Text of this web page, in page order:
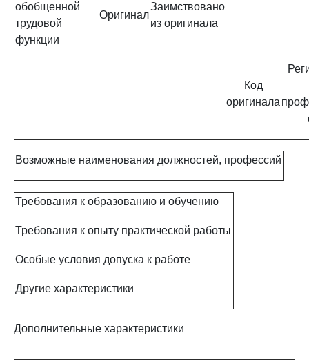
обобщенной
трудовой
функции
Оригинал
Заимствовано
из оригинала
Код
оригинала
Возможные наименования должностей, профессий
Требования к образованию и обучению
Требования к опыту практической работы
Особые условия допуска к работе
Другие характеристики
Дополнительные характеристики